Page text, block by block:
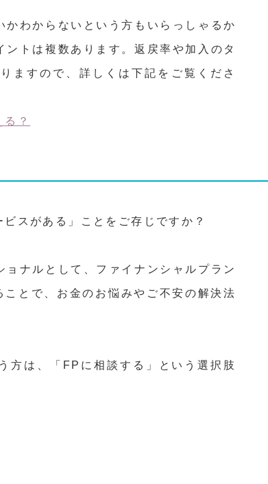
わからないという方もいらっしゃるか
トは複数あります。返戻率や加入のタ
ますので、詳しくは下記をご覧くださ
？
スがある」ことをご存じですか？
ナルとして、ファイナンシャルプラン
とで、お金のお悩みやご不安の解決法
方は、「FPに相談する」という選択肢